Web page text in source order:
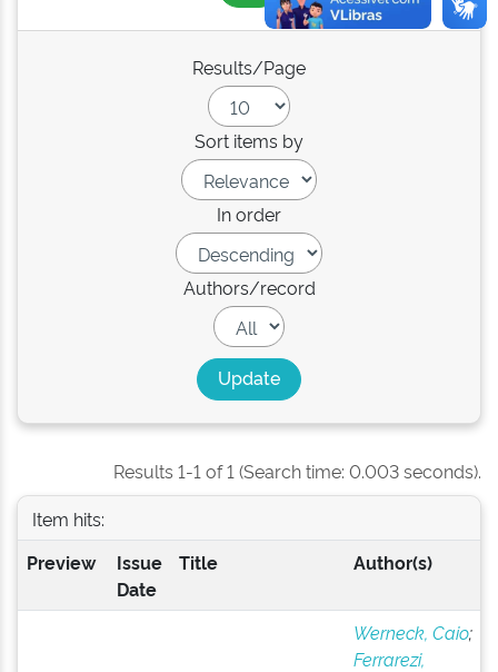
Results/Page
Sort items by
In order
Authors/record
Results 1-1 of 1 (Search time: 0.003 seconds).
Item hits:
Preview
Issue
Date
Title Author(s)
Werneck, Caio;
Ferrarezi,